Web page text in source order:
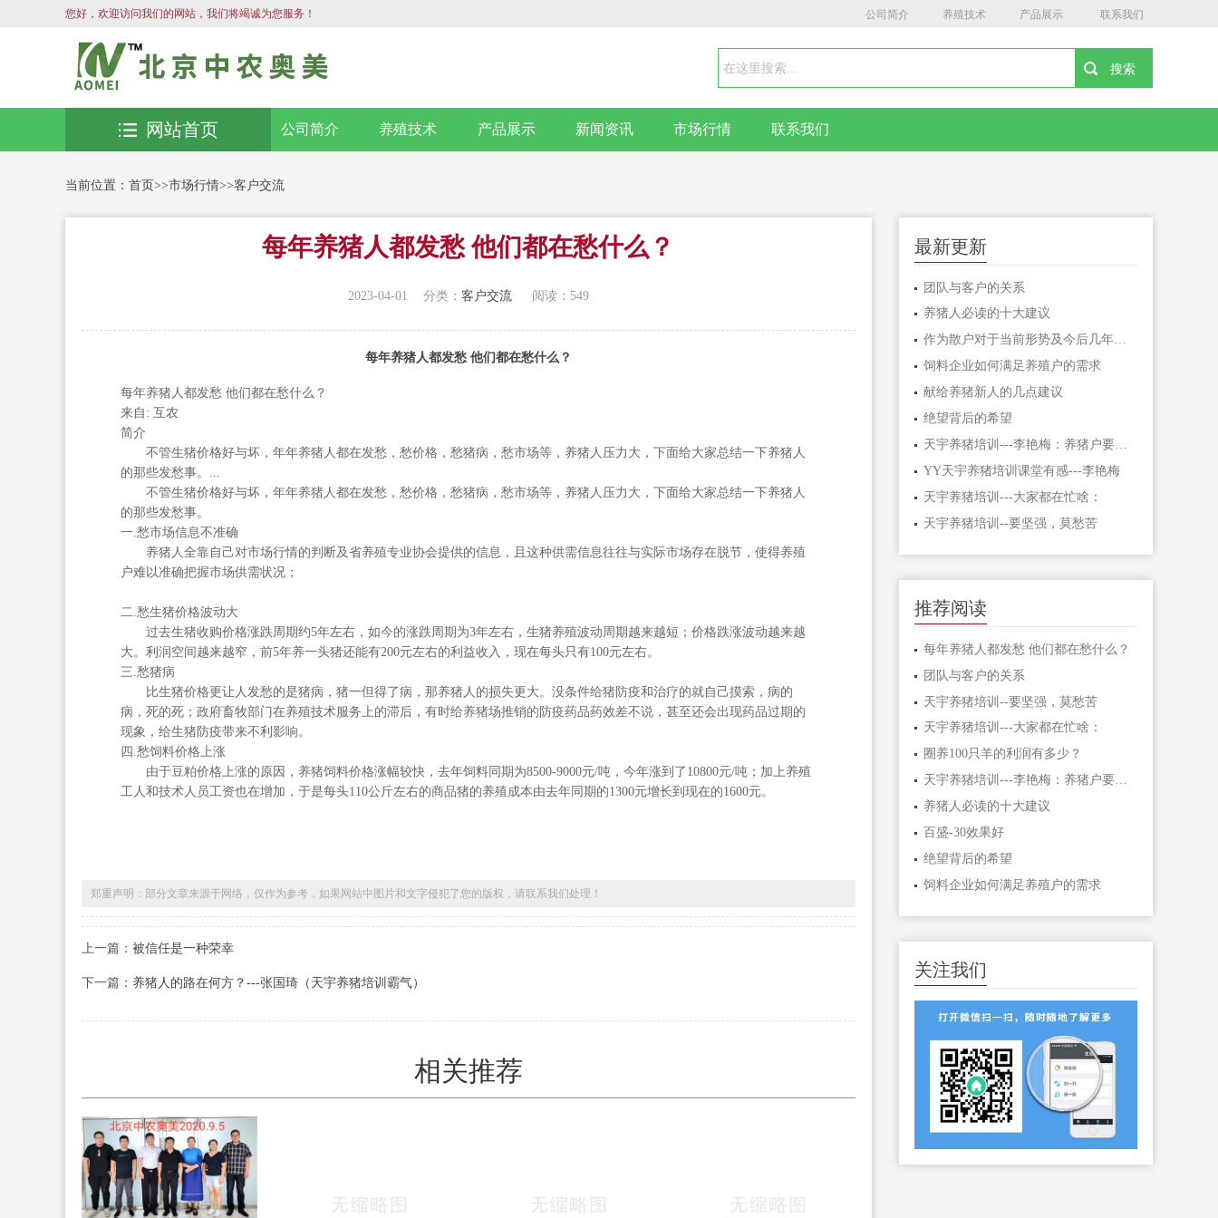
您好，欢迎访问我们的网站，我们将竭诚为您服务！ 公司简介 养殖技术 产品展示 联系我们
公司简介 养殖技术 产品展示 新闻资讯 市场行情 联系我们
网站首页
当前位置： 首页>>市场行情>>客户交流
每年养猪人都发愁 他们都在愁什么？
2023-04-01 分类：客户交流 阅读：549
每年养猪人都发愁 他们都在愁什么？
每年养猪人都发愁 他们都在愁什么？
来自: 互农
简介
不管生猪价格好与坏，年年养猪人都在发愁，愁价格，愁猪病，愁市场等，养猪人压力大，下面给大家总结一下养猪人
的那些发愁事。...
不管生猪价格好与坏，年年养猪人都在发愁，愁价格，愁猪病，愁市场等，养猪人压力大，下面给大家总结一下养猪人
的那些发愁事。
一.愁市场信息不准确
养猪人全靠自己对市场行情的判断及省养殖专业协会提供的信息，且这种供需信息往往与实际市场存在脱节，使得养殖
户难以准确把握市场供需状况；
二.愁生猪价格波动大
过去生猪收购价格涨跌周期约5年左右，如今的涨跌周期为3年左右，生猪养殖波动周期越来越短；价格跌涨波动越来越
大。利润空间越来越窄，前5年养一头猪还能有200元左右的利益收入，现在每头只有100元左右。
三.愁猪病
比生猪价格更让人发愁的是猪病，猪一但得了病，那养猪人的损失更大。没条件给猪防疫和治疗的就自己摸索，病的
病，死的死；政府畜牧部门在养殖技术服务上的滞后，有时给养猪场推销的防疫药品药效差不说，甚至还会出现药品过期的
现象，给生猪防疫带来不利影响。
四.愁饲料价格上涨
由于豆粕价格上涨的原因，养猪饲料价格涨幅较快，去年饲料同期为8500-9000元/吨，今年涨到了10800元/吨；加上养殖
工人和技术人员工资也在增加，于是每头110公斤左右的商品猪的养殖成本由去年同期的1300元增长到现在的1600元。
郑重声明：部分文章来源于网络，仅作为参考，如果网站中图片和文字侵犯了您的版权，请联系我们处理！
上一篇： 被信任是一种荣幸
下一篇： 养猪人的路在何方？---张国琦（天宇养猪培训霸气）
相关推荐
最新更新
团队与客户的关系
养猪人必读的十大建议
作为散户对于当前形势及今后几年养殖模式的思考
饲料企业如何满足养殖户的需求
献给养猪新人的几点建议
绝望背后的希望
天宇养猪培训---李艳梅：养猪户要坚强，挺得住
YY天宇养猪培训课堂有感---李艳梅
天宇养猪培训---大家都在忙啥：
天宇养猪培训--要坚强，莫愁苦
推荐阅读
每年养猪人都发愁 他们都在愁什么？
团队与客户的关系
天宇养猪培训--要坚强，莫愁苦
天宇养猪培训---大家都在忙啥：
圈养100只羊的利润有多少？
天宇养猪培训---李艳梅：养猪户要坚强，挺得住
养猪人必读的十大建议
百盛-30效果好
绝望背后的希望
饲料企业如何满足养殖户的需求
关注我们